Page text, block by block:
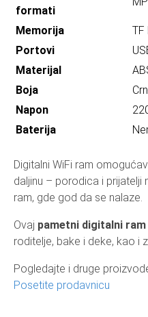
formati
Memorija
TF
Portovi
Materijal
Boja
Napon
Baterija
Digitalni WiFi ram
daljinu – porodica i prijatelji
ram, gde god da se nalaze.
Ovaj pametni digitalni
roditelje, bake i deke, kao i
Pogledajte i druge
Posetite prodavnicu